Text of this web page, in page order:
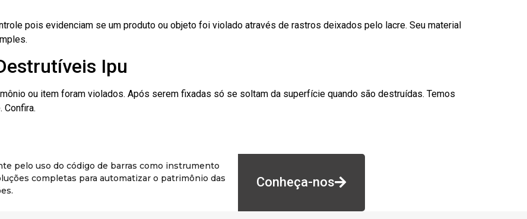
pois evidenciam se um produto ou objeto foi violado através de rastros deixados pelo lacre. Seu material
Ipu
ou item foram violados. Após serem fixadas só se soltam da superfície quando são destruídas. Temos
pelo uso do código de barras como instrumento
completas para automatizar o patrimônio das
Conheça-nos